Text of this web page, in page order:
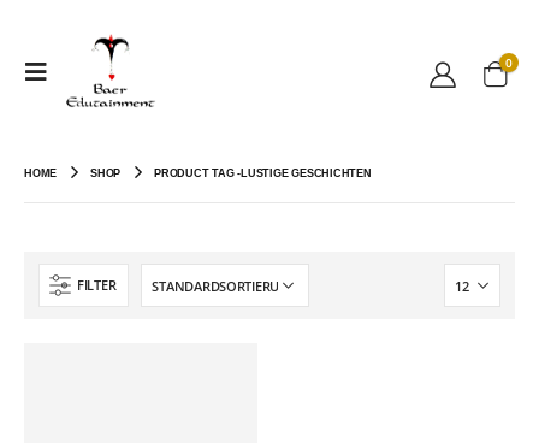
0
HOME SHOP PRODUCT TAG - LUSTIGE GESCHICHTEN
FILTER